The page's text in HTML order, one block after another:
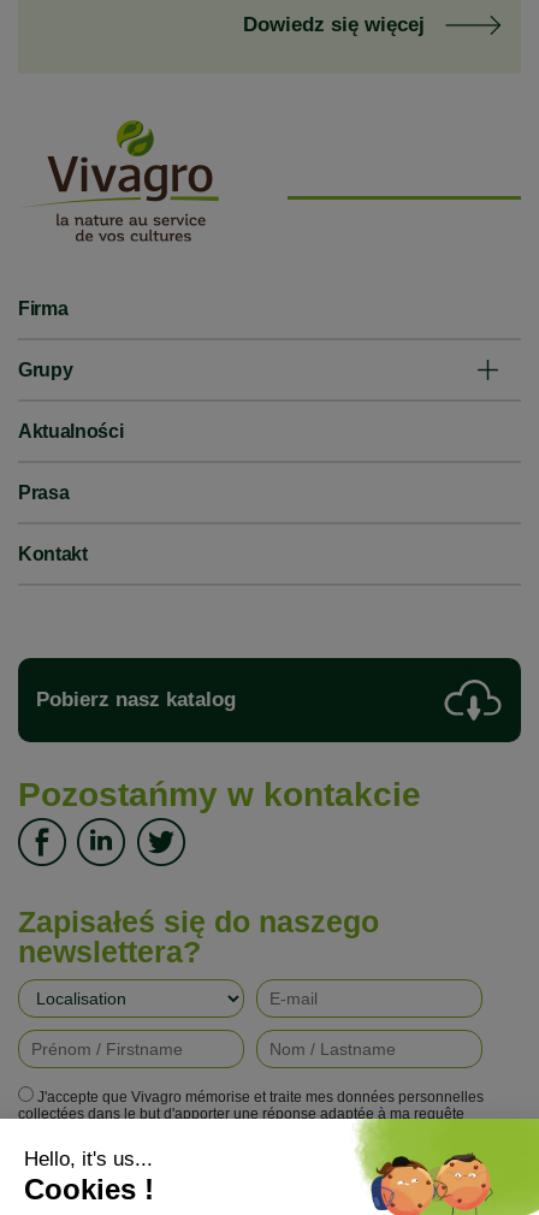
Dowiedz się więcej
Firma
Grupy
Aktualności
Prasa
Kontakt
Pobierz nasz katalog
Pozostańmy w kontakcie
Zapisałeś się do naszego
newslettera?
J'accepte que Vivagro mémorise et traite mes données personnelles
collectées dans le but d'apporter une réponse adaptée à ma requête
conformément à la politique de protection de la vie privée de Vivagro.
I agree that Vivagro stores and processes my personal data collected in
order to provide an appropriate response to my request in accordance with
Vivagro's privacy policy.